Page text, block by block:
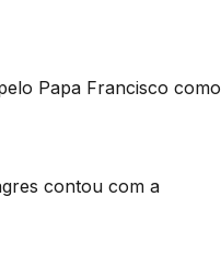
Papa Francisco como
contou com a